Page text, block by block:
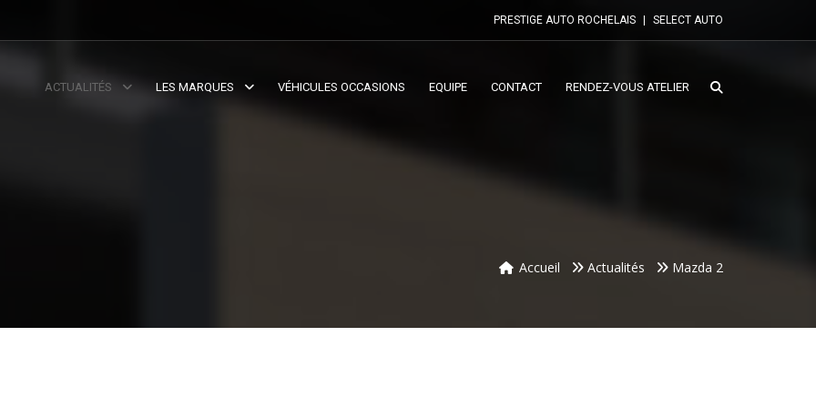
PRESTIGE AUTO ROCHELAIS SELECT AUTO
ACTUALITÉS LES MARQUES VÉHICULES OCCASIONS EQUIPE CONTACT RENDEZ-VOUS ATELIER
Accueil Actualités Mazda 2